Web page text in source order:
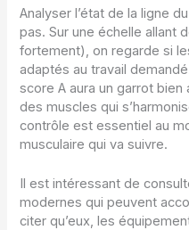
Analyser l’état de la ligne
pas. Sur une échelle allant
fortement), on regarde si
adaptés au travail
score A aura un garrot
des muscles qui
contrôle est essentiel au
musculaire qui va suivre.
Il est intéressant de
modernes qui peuvent
citer qu’eux, les